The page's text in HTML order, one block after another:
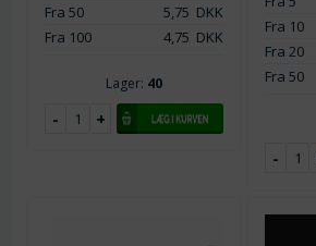
Fra 50
5,75 DKK
Fra 100
4,75 DKK
Lager: 40
Fra 10
Fra 20
Fra 50